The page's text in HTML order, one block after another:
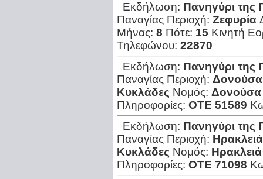
Εκδήλωση: Πανηγύρι της
Παναγίας Περιοχή: Ζεφυρία
Μήνας: 8 Πότε: 15 Κινητή
Τηλεφώνου: 22870
Εκδήλωση: Πανηγύρι της
Παναγίας Περιοχή: Δονούσα
Κυκλάδες Νομός: Δονούσα
Πληροφορίες: ΟΤΕ 51589
Εκδήλωση: Πανηγύρι της
Παναγίας Περιοχή: Ηρακλειά
Κυκλάδες Νομός: Ηρακλειά
Πληροφορίες: ΟΤΕ 71098